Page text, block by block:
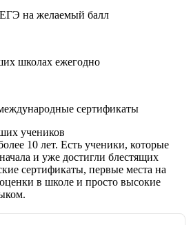
на желаемый балл
школах ежегодно
сертификаты
учеников
10 лет. Есть ученики, которые
и уже достигли блестящих
сертификаты, первые места на
в школе и просто высокие